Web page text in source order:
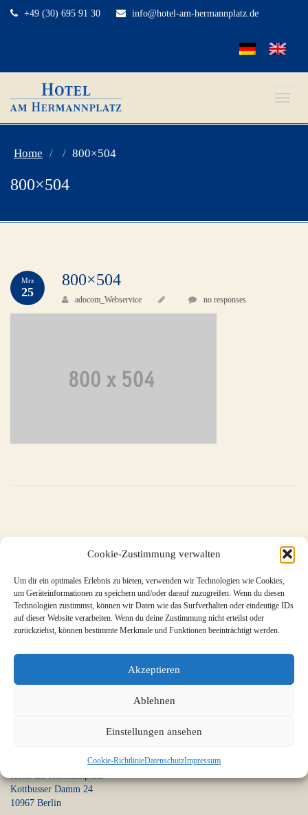
Cookie-Zustimmung verwalten
Um dir ein optimales Erlebnis zu bieten, verwenden wir Technologien wie Cookies,
um Geräteinformationen zu speichern und/oder darauf zuzugreifen. Wenn du diesen
Technologien zustimmst, können wir Daten wie das Surfverhalten oder eindeutige IDs
auf dieser Website verarbeiten. Wenn du deine Zustimmung nicht erteilst oder
zurückziehst, können bestimmte Merkmale und Funktionen beeinträchtigt werden.
Akzeptieren
Ablehnen
Einstellungen ansehen
Cookie-RichtlinieDatenschutzImpressum
+49 (30) 695 91 30 info@hotel-am-hermannplatz.de
Toggle
Home 800×504
800×504
Mrz
25
800×504
adocom_Webservice no responses
←gallery1
Metavla
Anmelden
Hotel am Hermannplatz
Kottbusser Damm 24
10967 Berlin